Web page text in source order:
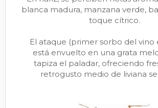
blanca madura, manzana verde,
toque cítrico.
El ataque (primer sorbo del vino
está envuelto en una grata
tapiza el paladar, ofreciendo
retrogusto medio de liviana